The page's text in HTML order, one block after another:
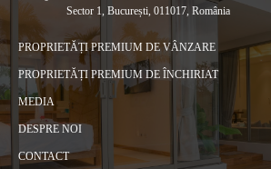
Sector 1, București, 011017, România
PROPRIETĂȚI PREMIUM DE VÂNZARE
PROPRIETĂȚI PREMIUM DE ÎNCHIRIAT
MEDIA
DESPRE NOI
CONTACT